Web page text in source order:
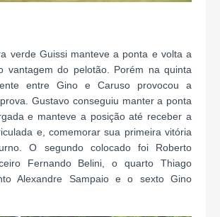
verde Guissi manteve a ponta e volta a
vantagem do pelotão. Porém na quinta
entre Gino e Caruso provocou a
Gustavo conseguiu manter a ponta
e manteve a posição até receber a
e, comemorar sua primeira vitória
O segundo colocado foi Roberto
Fernando Belini, o quarto Thiago
Alexandre Sampaio e o sexto Gino